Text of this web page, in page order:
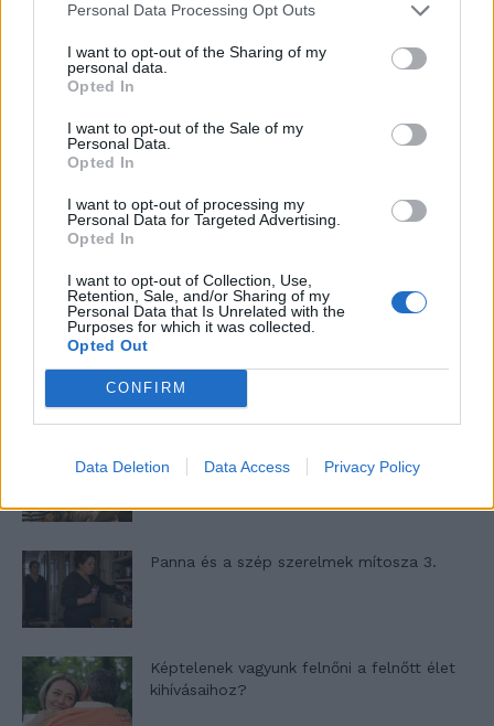
Personal Data Processing Opt Outs
I want to opt-out of the Sharing of my
personal data.
Opted In
I want to opt-out of the Sale of my
Personal Data.
Opted In
I want to opt-out of processing my
Personal Data for Targeted Advertising.
Opted In
I want to opt-out of Collection, Use,
Retention, Sale, and/or Sharing of my
Personal Data that Is Unrelated with the
Purposes for which it was collected.
Opted Out
CONFIRM
Data Deletion Data Access Privacy Policy
gyűjteménye
Elyna Robbs: Adéle és az örökölt árnyak
Nyár, nevetés, anekdoták
Panna és a szép szerelmek mítosza 3.
Képtelenek vagyunk felnőni a felnőtt élet
kihívásaihoz?